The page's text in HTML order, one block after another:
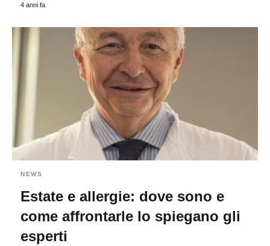
4 anni fa
NEWS
Estate e allergie: dove sono e
come affrontarle lo spiegano gli
esperti